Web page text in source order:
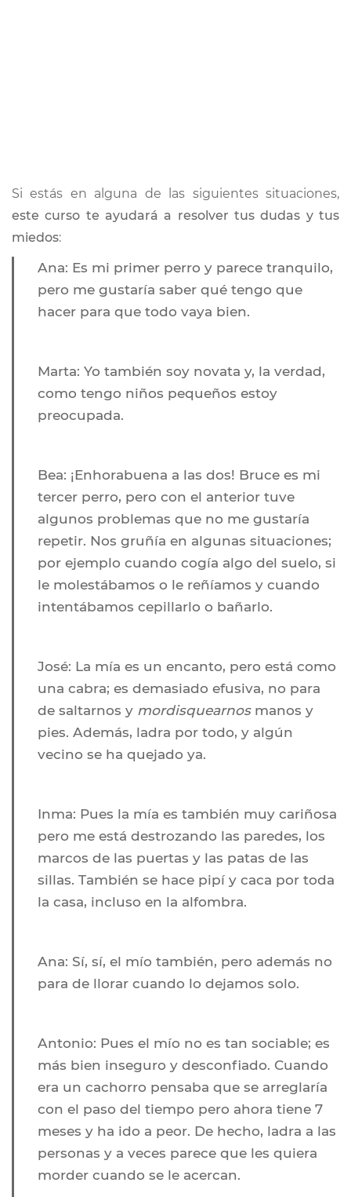
Si estás en alguna de las siguientes situaciones,
este curso te ayudará a resolver tus dudas y tus
miedos:
Ana: Es mi primer perro y parece tranquilo,
pero me gustaría saber qué tengo que
hacer para que todo vaya bien.
Marta: Yo también soy novata y, la verdad,
como tengo niños pequeños estoy
preocupada.
Bea: ¡Enhorabuena a las dos! Bruce es mi
tercer perro, pero con el anterior tuve
algunos problemas que no me gustaría
repetir. Nos gruñía en algunas situaciones;
por ejemplo cuando cogía algo del suelo, si
le molestábamos o le reñíamos y cuando
intentábamos cepillarlo o bañarlo.
José: La mía es un encanto, pero está como
una cabra; es demasiado efusiva, no para
de saltarnos y mordisquearnosmanos y
pies. Además, ladra por todo, y algún
vecino se ha quejado ya.
Inma: Pues la mía es también muy cariñosa
pero me está destrozando las paredes, los
marcos de las puertas y las patas de las
sillas. También se hace pipí y caca por toda
la casa, incluso en la alfombra.
Ana: Sí, sí, el mío también, pero además no
para de llorar cuando lo dejamos solo.
Antonio: Pues el mío no es tan sociable; es
más bien inseguro y desconfiado. Cuando
era un cachorro pensaba que se arreglaría
con el paso del tiempo pero ahora tiene 7
meses y ha ido a peor. De hecho, ladra a las
personas y a veces parece que les quiera
morder cuando se le acercan.